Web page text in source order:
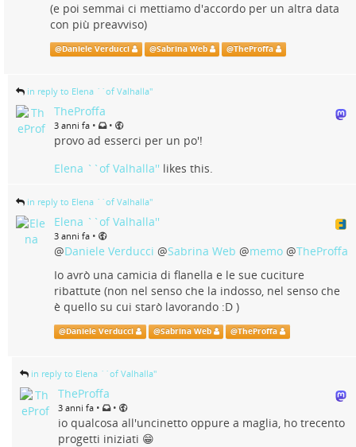
(e poi semmai ci mettiamo d'accordo per un altra data
con più preavviso)
@Daniele Verducci @Sabrina Web @TheProffa
in reply to Elena ``of Valhalla''
TheProffa
3 anni fa • •
provo ad esserci per un po'!
Elena ``of Valhalla'' likes this.
in reply to Elena ``of Valhalla''
Elena ``of Valhalla''
3 anni fa •
@Daniele Verducci @Sabrina Web @memo @TheProffa
Io avrò una camicia di flanella e le sue cuciture
ribattute (non nel senso che la indosso, nel senso che
è quello su cui starò lavorando :D )
@Daniele Verducci @Sabrina Web @TheProffa
in reply to Elena ``of Valhalla''
TheProffa
3 anni fa • •
io qualcosa all'uncinetto oppure a maglia, ho trecento
progetti iniziati 😁